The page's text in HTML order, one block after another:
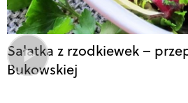
Sałatka z rzodkiewek –
Bukowskiej